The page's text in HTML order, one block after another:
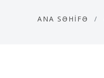
ANA SƏHIFƏ